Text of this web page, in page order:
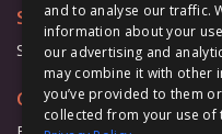
Support
Support Form
Cooperation
and to analyse our traffic.
information about your
our advertising and
may combine it with other
you’ve provided to them or
collected from your use of